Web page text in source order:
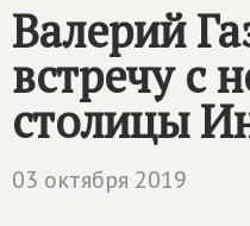
Валерий
встречу с
столицы
03 октября 2019